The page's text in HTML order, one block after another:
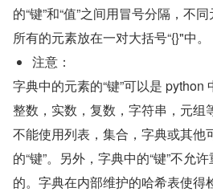
的“键”和“值”之间用冒号分隔，不
所有的元素放在一对大括号“{}"中。
注意：
字典中的元素的“键”可以是 python
整数，实数，复数，字符串，元组
不能使用列表，集合，字典或其他
的“键”。另外，字典中的“键”不允
的。字典在内部维护的哈希表使得